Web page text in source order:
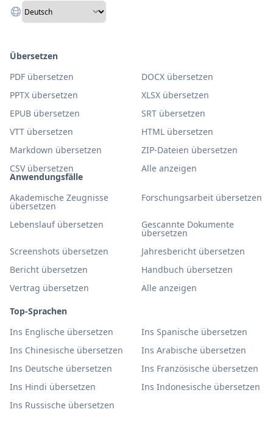
Anwendungsfälle
Akademische Zeugnisse
übersetzen
Forschungsarbeit übersetzen
Lebenslauf übersetzen Gescannte Dokumente
übersetzen
Screenshots übersetzen
Jahresbericht übersetzen
Bericht übersetzen
Handbuch übersetzen
Vertrag übersetzen
Alle anzeigen
Top-Sprachen
Ins Englische übersetzen
Ins Spanische übersetzen
Ins Chinesische übersetzen
Ins Arabische übersetzen
Ins Deutsche übersetzen
Ins Französische übersetzen
Ins Hindi übersetzen
Ins Indonesische übersetzen
Ins Russische übersetzen
Übersetzen
PDF übersetzen
DOCX übersetzen
PPTX übersetzen
XLSX übersetzen
EPUB übersetzen
SRT übersetzen
VTT übersetzen
HTML übersetzen
Markdown übersetzen
ZIP-Dateien übersetzen
CSV übersetzen
Alle anzeigen